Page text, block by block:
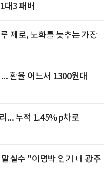
대3 패배
제로, 노화를 늦추는 가장
환율 어느새 1300원대
... 누적 1.45%p차로
실수 "이명박 임기 내 광주